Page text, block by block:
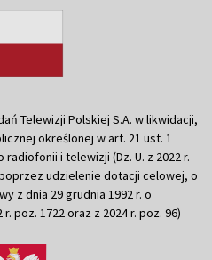
Telewizji Polskiej S.A. w likwidacji,
określonej w art. 21 ust. 1
radiofonii i telewizji (Dz. U. z 2022 r.
udzielenie dotacji celowej, o
z dnia 29 grudnia 1992 r. o
poz. 1722 oraz z 2024 r. poz. 96)